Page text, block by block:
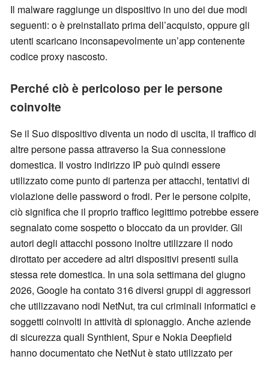
Il malware raggiunge un dispositivo in uno dei due modi
seguenti: o è preinstallato prima dell’acquisto, oppure gli
utenti scaricano inconsapevolmente un’app contenente
codice proxy nascosto.
Perché ciò è pericoloso per le persone
coinvolte
Se il Suo dispositivo diventa un nodo di uscita, il traffico di
altre persone passa attraverso la Sua connessione
domestica. Il vostro indirizzo IP può quindi essere
utilizzato come punto di partenza per attacchi, tentativi di
violazione delle password o frodi. Per le persone colpite,
ciò significa che il proprio traffico legittimo potrebbe essere
segnalato come sospetto o bloccato da un provider. Gli
autori degli attacchi possono inoltre utilizzare il nodo
dirottato per accedere ad altri dispositivi presenti sulla
stessa rete domestica. In una sola settimana del giugno
2026, Google ha contato 316 diversi gruppi di aggressori
che utilizzavano nodi NetNut, tra cui criminali informatici e
soggetti coinvolti in attività di spionaggio. Anche aziende
di sicurezza quali Synthient, Spur e Nokia Deepfield
hanno documentato che NetNut è stato utilizzato per